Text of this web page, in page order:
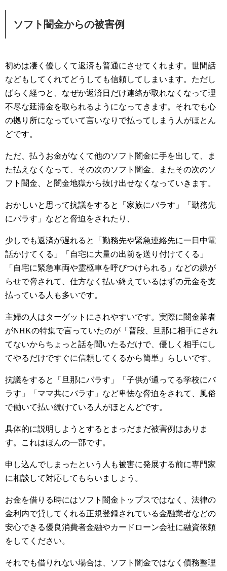
ソフト闇金からの被害例
初めは凄く優しくて返済も普通にさせてくれます。世間話
などもしてくれてどうしても信頼してしまいます。ただし
ばらく経つと、なぜか返済日だけ連絡が取れなくなって理
不尽な延滞金を取られるようになってきます。それでも心
の拠り所になっていて言いなりで払ってしまう人がほとん
どです。
ただ、払うお金がなくて他のソフト闇金に手を出して、ま
た払えなくなって、その次のソフト闇金、またその次のソ
フト闇金、と闇金地獄から抜け出せなくなっていきます。
おかしいと思って抗議をすると「家族にバラす」「勤務先
にバラす」などと脅迫をされたり、
少しでも返済が遅れると「勤務先や緊急連絡先に一日中電
話かけてくる」「自宅に大量の出前を送り付けてくる」
「自宅に緊急車両や霊柩車を呼びつけられる」などの嫌が
らせで脅されて、仕方なく払い終えているはずの元金を支
払っている人も多いです。
主婦の人はターゲットにされやすいです。実際に闇金業者
がNHKの特集で言っていたのが「普段、旦那に相手にされ
てないからちょっと話を聞いたるだけで、優しく相手にし
てやるだけですぐに信頼してくるから簡単」らしいです。
抗議をすると「旦那にバラす」「子供が通ってる学校にバ
ラす」「ママ共にバラす」など卑怯な脅迫をされて、風俗
で働いて払い続けている人がほとんどです。
具体的に説明しようとするとまっだまだ被害例はありま
す。これはほんの一部です。
申し込んでしまったという人も被害に発展する前に専門家
に相談して対応してもらいましょう。
お金を借りる時にはソフト闇金トップスではなく、法律の
金利内で貸してくれる正規登録されている金融業者などの
安心できる優良消費者金融やカードローン会社に融資依頼
をしてください。
それでも借りれない場合は、ソフト闇金ではなく債務整理